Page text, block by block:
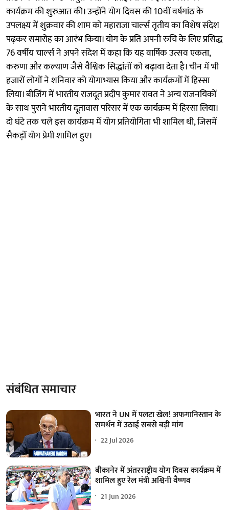
कार्यक्रम की शुरुआत की। उन्होंने योग दिवस की 10वीं वर्षगांठ के
उपलक्ष्य में शुक्रवार की शाम को महाराजा चार्ल्स तृतीय का विशेष संदेश
पढ़कर समारोह का आरंभ किया। योग के प्रति अपनी रुचि के लिए प्रसिद्ध
76 वर्षीय चार्ल्स ने अपने संदेश में कहा कि यह वार्षिक उत्सव एकता,
करुणा और कल्याण जैसे वैश्विक सिद्धांतों को बढ़ावा देता है। चीन में भी
हजारों लोगों ने शनिवार को योगाभ्यास किया और कार्यक्रमों में हिस्सा
लिया। बीजिंग में भारतीय राजदूत प्रदीप कुमार रावत ने अन्य राजनयिकों
के साथ पुराने भारतीय दूतावास परिसर में एक कार्यक्रम में हिस्सा लिया।
दो घंटे तक चले इस कार्यक्रम में योग प्रतियोगिता भी शामिल थी, जिसमें
सैकड़ों योग प्रेमी शामिल हुए।
संबंधित समाचार
भारत ने UN में पलटा खेल! अफगानिस्तान के
समर्थन में उठाई सबसे बड़ी मांग
22 Jul 2026
बीकानेर में अंतरराष्ट्रीय योग दिवस कार्यक्रम में
शामिल हुए रेल मंत्री अश्विनी वैष्णव
21 Jun 2026